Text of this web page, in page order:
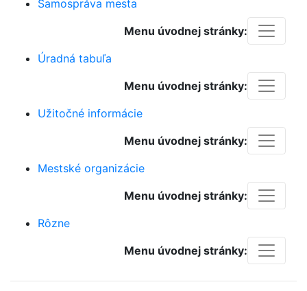
Samospráva mesta
Menu úvodnej stránky:
Úradná tabuľa
Menu úvodnej stránky:
Užitočné informácie
Menu úvodnej stránky:
Mestské organizácie
Menu úvodnej stránky:
Rôzne
Menu úvodnej stránky: